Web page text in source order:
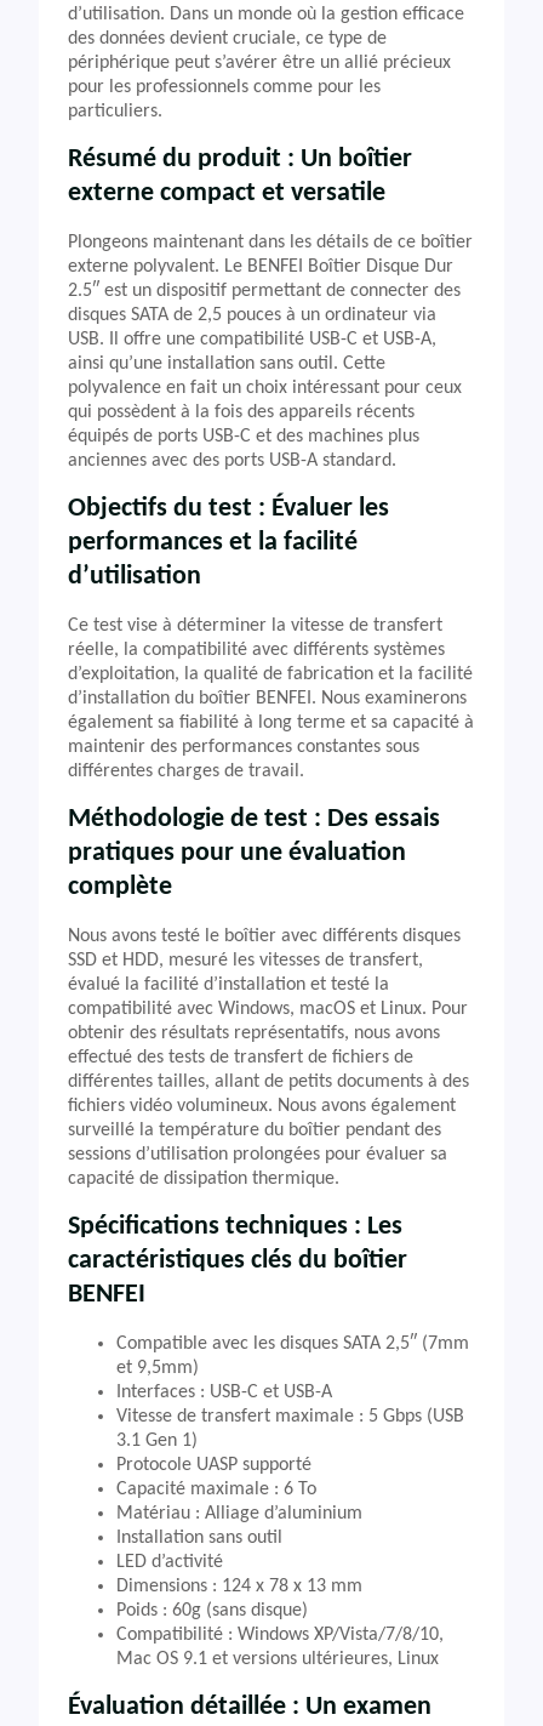
d’utilisation. Dans un monde où la gestion efficace
des données devient cruciale, ce type de
périphérique peut s’avérer être un allié précieux
pour les professionnels comme pour les
particuliers.
Résumé du produit : Un boîtier
externe compact et versatile
Plongeons maintenant dans les détails de ce boîtier
externe polyvalent. Le BENFEI Boîtier Disque Dur
2.5″ est un dispositif permettant de connecter des
disques SATA de 2,5 pouces à un ordinateur via
USB. Il offre une compatibilité USB-C et USB-A,
ainsi qu’une installation sans outil. Cette
polyvalence en fait un choix intéressant pour ceux
qui possèdent à la fois des appareils récents
équipés de ports USB-C et des machines plus
anciennes avec des ports USB-A standard.
Objectifs du test : Évaluer les
performances et la facilité
d’utilisation
Ce test vise à déterminer la vitesse de transfert
réelle, la compatibilité avec différents systèmes
d’exploitation, la qualité de fabrication et la facilité
d’installation du boîtier BENFEI. Nous examinerons
également sa fiabilité à long terme et sa capacité à
maintenir des performances constantes sous
différentes charges de travail.
Méthodologie de test : Des essais
pratiques pour une évaluation
complète
Nous avons testé le boîtier avec différents disques
SSD et HDD, mesuré les vitesses de transfert,
évalué la facilité d’installation et testé la
compatibilité avec Windows, macOS et Linux. Pour
obtenir des résultats représentatifs, nous avons
effectué des tests de transfert de fichiers de
différentes tailles, allant de petits documents à des
fichiers vidéo volumineux. Nous avons également
surveillé la température du boîtier pendant des
sessions d’utilisation prolongées pour évaluer sa
capacité de dissipation thermique.
Spécifications techniques : Les
caractéristiques clés du boîtier
BENFEI
Compatible avec les disques SATA 2,5″ (7mm
et 9,5mm)
Interfaces : USB-C et USB-A
Vitesse de transfert maximale : 5 Gbps (USB
3.1 Gen 1)
Protocole UASP supporté
Capacité maximale : 6 To
Matériau : Alliage d’aluminium
Installation sans outil
LED d’activité
Dimensions : 124 x 78 x 13 mm
Poids : 60g (sans disque)
Compatibilité : Windows XP/Vista/7/8/10,
Mac OS 9.1 et versions ultérieures, Linux
Évaluation détaillée : Un examen